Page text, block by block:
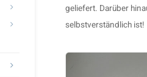
geliefert. Darüber
selbstverständlich ist!